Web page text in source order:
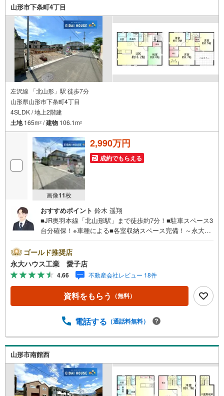
い！
山形市下条町4丁目
左沢線 「北山形」駅 徒歩7分
山形県山形市下条町4丁目
4SLDK / 地上2階建
土地165m2 /建物 106.1m2
画像11枚
2,990万円
成約でもらえる
おすすめポイント 鈴木 遥翔
■JR奥羽本線「北山形駅」まで徒歩約7分！■駐車スペース3
台分確保！※車種による■各室収納スペース完備！～永大ハ
開中！こちらでは当社の強みを大きく2つに分けてご紹介！
1.＜豊富な不動産知識＞戸建・マンション・土地...と種別
を問わず不動産を取り扱っております。更に教育施設や商
業施設、子育て環境や行政などの地域情報を総合し、お客
様により良い物件選びをして頂けるよう、しっかりとサポ
ートさせて頂きます。2.＜経験豊富なスタッフ＞当社では
関する様々なご質問はもちろん、ご購入時に気になる住宅
す。各店舗ではキッズスペースも完備！お子様連れのご家
族様で是非お越しください。営業時間:10:00～18:00（定休
日火・水曜日※店舗により変動あり）現地のご案内も可能で
すので、どうぞお気軽にお問い合わせください！
ゴールド推奨店
永大ハウス工業 愛子店
4.66 不動産会社レビュー 18件
資料をもらう （無料）
電話する （通話料無料）
山形市南館西